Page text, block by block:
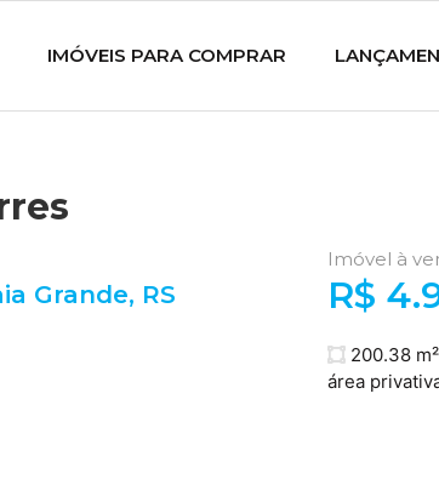
IMÓVEIS PARA COMPRAR
Grande, RS
Imóvel à
R$
200.38 m²
área